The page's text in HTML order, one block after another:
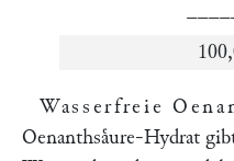
Wasserfreie
Oenanthsaͤure-Hydrat